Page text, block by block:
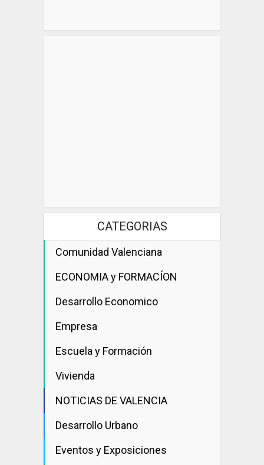
CATEGORIAS
Comunidad Valenciana
ECONOMIA y FORMACÍON
Desarrollo Economico
Empresa
Escuela y Formación
Vivienda
NOTICIAS DE VALENCIA
Desarrollo Urbano
Eventos y Exposiciones